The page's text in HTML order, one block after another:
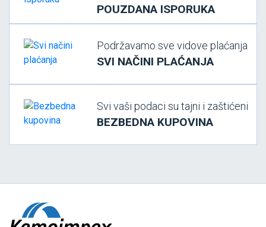
POUZDANA ISPORUKA
Podržavamo sve vidove plaćanja
SVI NAČINI PLAĆANJA
Svi vaši podaci su tajni i zaštićeni
BEZBEDNA KUPOVINA